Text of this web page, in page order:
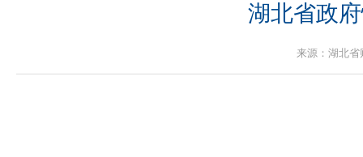
湖北省政
来源： 湖北省